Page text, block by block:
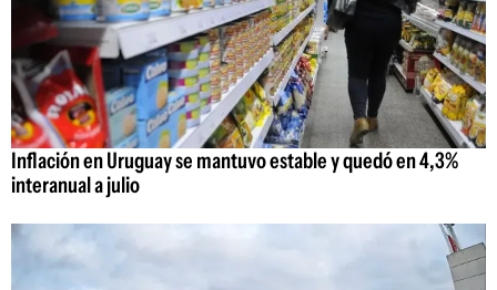
Inflación en Uruguay se mantuvo estable y quedó en 4,3%
interanual a julio